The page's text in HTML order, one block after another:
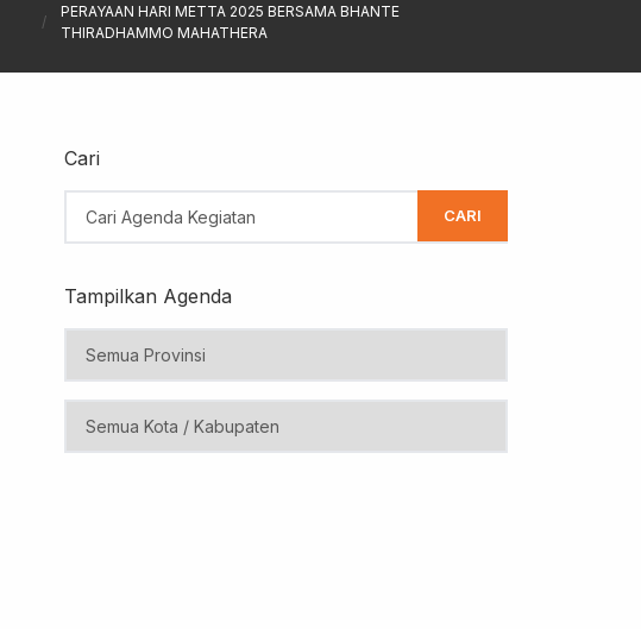
/
PERAYAAN HARI METTA 2025 BERSAMA BHANTE
THIRADHAMMO MAHATHERA
Cari
CARI
Tampilkan Agenda